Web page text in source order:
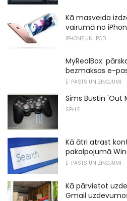
Kā masveida
vairumā no
IPHONE UN IPOD
MyRealBox:
bezmaksas e-
E-PASTS UN ZIŅOJUMI
Sims Bustin 'Out
SPĒLE
Kā ātri atrast
pakalpojumā
E-PASTS UN ZIŅOJUMI
Kā pārvietot
Gmail